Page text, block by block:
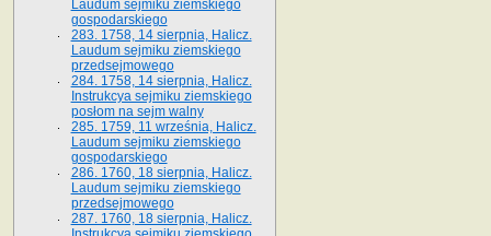
Laudum sejmiku ziemskiego
gospodarskiego
283. 1758, 14 sierpnia, Halicz.
Laudum sejmiku ziemskiego
przedsejmowego
284. 1758, 14 sierpnia, Halicz.
Instrukcya sejmiku ziemskiego
posłom na sejm walny
285. 1759, 11 września, Halicz.
Laudum sejmiku ziemskiego
gospodarskiego
286. 1760, 18 sierpnia, Halicz.
Laudum sejmiku ziemskiego
przedsejmowego
287. 1760, 18 sierpnia, Halicz.